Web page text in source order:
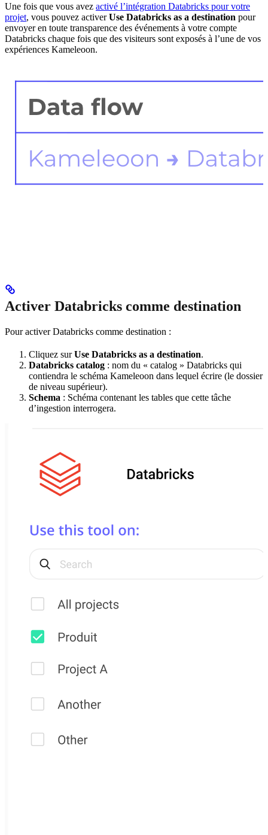
Une fois que vous avez activé l’intégration Databricks pour votre
projet, vous pouvez activerUse Databricks as a destination pour
envoyer en toute transparence des événements à votre compte
Databricks chaque fois que des visiteurs sont exposés à l’une de vos
expériences Kameleoon.
Activer Databricks comme destination
Pour activer Databricks comme destination :
Cliquez surUse Databricks as a destination.
Databricks catalog : nom du « catalog » Databricks qui
contiendra le schéma Kameleoon dans lequel écrire (le dossier
de niveau supérieur).
Schema : Schéma contenant les tables que cette tâche
d’ingestion interrogera.